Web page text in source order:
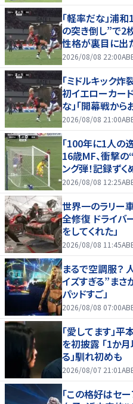
「軽率だな」浦
の突き倒し”で2
性格が裏目に出
2026/08/08 22:00
「ミドルキック
初イエローカー
な」「開幕戦か
2026/08/08 21:00
「100年に1人の
16歳MF、衝撃
ング弾！記録ず
を作りよった」
2026/08/08 12:25
世界一のラリー
全修復 ドライバ
をしてくれた」
2026/08/08 11:45
まるで空調服？
イズすぎる”まさ
パッドすご」
2026/08/08 07:00
「愛してます」
を初披露 「1か
る」馴れ初めも
2026/08/07 21:01
「この格好はセ